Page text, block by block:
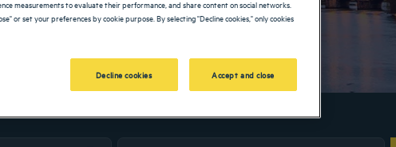
measurements to evaluate their performance, and share content on social networks.
or set your preferences by cookie purpose. By selecting "Decline cookies," only cookies
Decline cookies Accept and close